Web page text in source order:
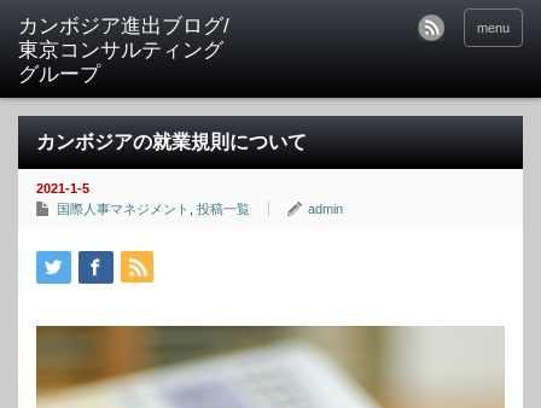
カンボジア進出ブログ/
東京コンサルティング
グループ
menu
カンボジアの就業規則について
2021-1-5
国際人事マネジメント
投稿一覧 admin